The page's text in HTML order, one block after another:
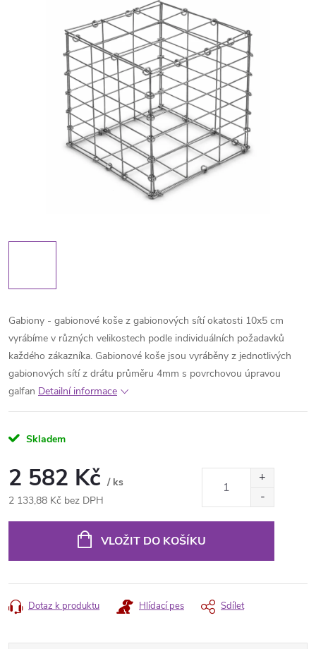
Gabiony - gabionové koše z gabionových sítí okatosti 10x5 cm
vyrábíme v různých velikostech podle individuálních požadavků
každého zákazníka. Gabionové koše jsou vyráběny z jednotlivých
gabionových sítí z drátu průměru 4mm s povrchovou úpravou
galfan Detailní informace
Skladem
2 582 Kč / ks
2 133,88 Kč bez DPH
VLOŽIT DO KOŠÍKU
Dotaz k produktu Hlídací pes Sdílet